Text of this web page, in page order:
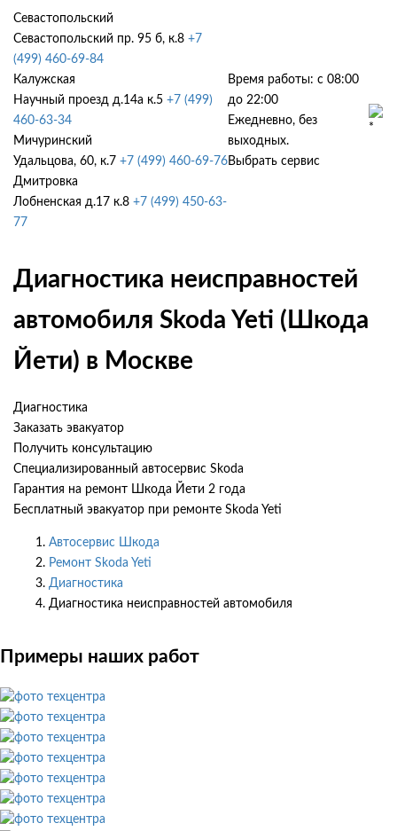
Севастопольский
Севастопольский пр. 95 б, к.8 +7
(499) 460-69-84
Калужская
Научный проезд д.14а к.5 +7 (499)
460-63-34
Мичуринский
Удальцова, 60, к.7 +7 (499) 460-69-76
Дмитровка
Лобненская д.17 к.8 +7 (499) 450-63-
77
Время работы: с 08:00
до 22:00
Ежедневно, без
выходных.
Выбрать сервис
Диагностика неисправностей
автомобиля Skoda Yeti (Шкода
Йети) в Москве
Диагностика
Заказать эвакуатор
Получить консультацию
Специализированный автосервис Skoda
Гарантия на ремонт Шкода Йети 2 года
Бесплатный эвакуатор при ремонте Skoda Yeti
Автосервис Шкода
Ремонт Skoda Yeti
Диагностика
Диагностика неисправностей автомобиля
Примеры наших работ